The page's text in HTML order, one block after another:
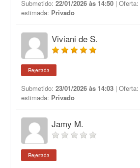
Submetido: 22/01/2026 às 14:50 | Oferta:
estimada: Privado
Viviani de S.
Rejeitada
Submetido: 23/01/2026 às 14:03 | Oferta:
estimada: Privado
Jamy M.
Rejeitada